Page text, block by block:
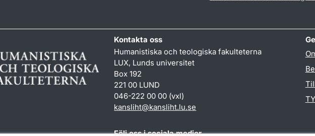
Kontakta oss
Humanistiska och teologiska fakulteterna
LUX, Lunds universitet
Box 192
221 00 LUND
046-222 00 00 (vxl)
kansliht@kansliht.lu.se
Följ oss i sociala medier